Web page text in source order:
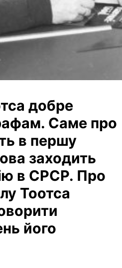
добре
Саме про
в першу
заходить
в СРСР. Про
Тоотса
його